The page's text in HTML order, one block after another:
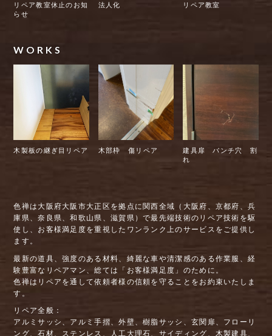
リペア教室休止のお知
らせ
法人化 リペア教室
WORKS
木製板の継ぎ目リペア 木部枠 傷リペア
建具扉 パンチ穴 割
れ
色禅は大阪府大阪市大正区を拠点に関西全域（大阪府、京都府、兵
庫県、奈良県、和歌山県、滋賀県）で最先端技術のリペア技術を駆
使し、お客様満足度を重視したワンランク上のサービスをご提供し
ます。
最新の道具、強度のある材料、綺麗な車や清潔感のある作業服、経
験豊富なリペアマン、総ては「お客様満足度」のために。
色禅はリペアを通して依頼者様の信頼を守ることをお約束いたしま
す。
リペア全般：
アルミサッシ、アルミ手摺、外壁、樹脂サッシ、玄関扉、フローリ
ング、石材、ステンレス、人工大理石、サイディング、木製建具、